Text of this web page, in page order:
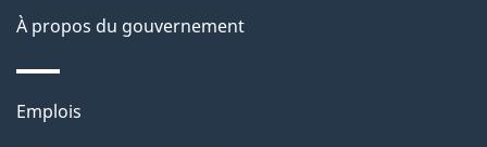
p
a
À propos du gouvernement
Thèmes
Emplois